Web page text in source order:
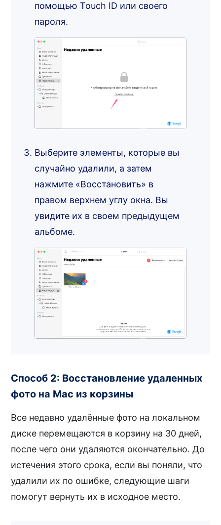
помощью Touch ID или своего
пароля.
Выберите элементы, которые вы
случайно удалили, а затем
нажмите «Восстановить» в
правом верхнем углу окна. Вы
увидите их в своем предыдущем
альбоме.
Способ 2: Восстановление удаленных
фото на Mac из корзины
Все недавно удалённые фото на локальном
диске перемещаются в корзину на 30 дней,
после чего они удаляются окончательно. До
истечения этого срока, если вы поняли, что
удалили их по ошибке, следующие шаги
помогут вернуть их в исходное место.